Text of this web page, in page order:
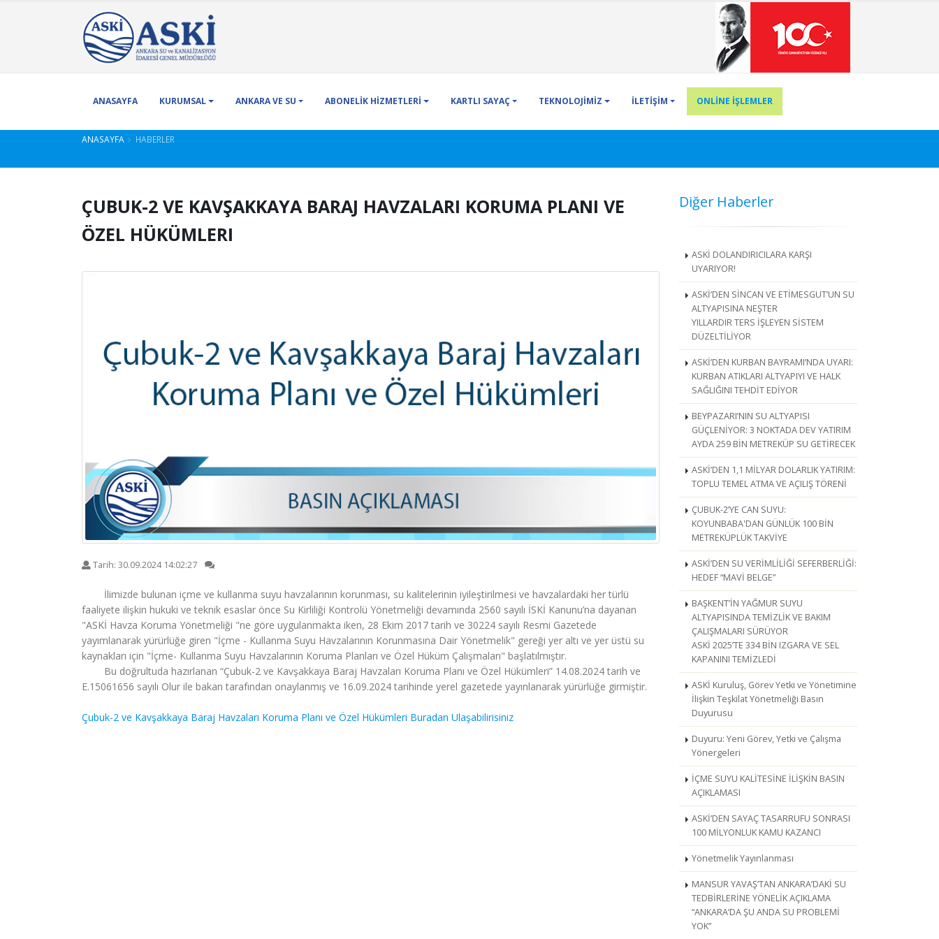
ANASAYFA KURUMSAL ANKARA VE SU ABONELİK HİZMETLERİ KARTLI SAYAÇ TEKNOLOJİMİZ İLETİŞİM ONLİNE İŞLEMLER
ANASAYFA HABERLER
ÇUBUK-2 VE KAVŞAKKAYA BARAJ HAVZALARI KORUMA PLANI VE
ÖZEL HÜKÜMLERI
Tarih: 30.09.2024 14:02:27
İlimizde bulunan içme ve kullanma suyu havzalarının korunması, su kalitelerinin iyileştirilmesi ve havzalardaki her türlü
faaliyete ilişkin hukuki ve teknik esaslar önce Su Kirliliği Kontrolü Yönetmeliği devamında 2560 sayılı İSKİ Kanunu’na dayanan
"ASKİ Havza Koruma Yönetmeliği "ne göre uygulanmakta iken, 28 Ekim 2017 tarih ve 30224 sayılı Resmi Gazetede
yayımlanarak yürürlüğe giren "İçme - Kullanma Suyu Havzalarının Korunmasına Dair Yönetmelik" gereği yer altı ve yer üstü su
kaynakları için "İçme- Kullanma Suyu Havzalarının Koruma Planları ve Özel Hüküm Çalışmaları" başlatılmıştır.
Bu doğrultuda hazırlanan “Çubuk-2 ve Kavşakkaya Baraj Havzaları Koruma Planı ve Özel Hükümleri” 14.08.2024 tarih ve
E.15061656 sayılı Olur ile bakan tarafından onaylanmış ve 16.09.2024 tarihinde yerel gazetede yayınlanarak yürürlüğe girmiştir.
Çubuk-2 ve Kavşakkaya Baraj Havzaları Koruma Planı ve Özel Hükümleri Buradan Ulaşabilirisiniz
Diğer Haberler
ASKİ DOLANDIRICILARA KARŞI
UYARIYOR!
ASKİ’DEN SİNCAN VE ETİMESGUT’UN SU
ALTYAPISINA NEŞTER
YILLARDIR TERS İŞLEYEN SİSTEM
DÜZELTİLİYOR
ASKİ’DEN KURBAN BAYRAMI’NDA UYARI:
KURBAN ATIKLARI ALTYAPIYI VE HALK
SAĞLIĞINI TEHDİT EDİYOR
BEYPAZARI’NIN SU ALTYAPISI
GÜÇLENİYOR: 3 NOKTADA DEV YATIRIM
AYDA 259 BİN METREKÜP SU GETİRECEK
ASKİ’DEN 1,1 MİLYAR DOLARLIK YATIRIM:
TOPLU TEMEL ATMA VE AÇILIŞ TÖRENİ
ÇUBUK-2’YE CAN SUYU:
KOYUNBABA'DAN GÜNLÜK 100 BİN
METREKÜPLÜK TAKVİYE
ASKİ’DEN SU VERİMLİLİĞİ SEFERBERLİĞİ:
HEDEF “MAVİ BELGE”
BAŞKENT’İN YAĞMUR SUYU
ALTYAPISINDA TEMİZLİK VE BAKIM
ÇALIŞMALARI SÜRÜYOR
ASKİ 2025’TE 334 BİN IZGARA VE SEL
KAPANINI TEMİZLEDİ
ASKİ Kuruluş, Görev Yetki ve Yönetimine
İlişkin Teşkilat Yönetmeliği Basın
Duyurusu
Duyuru: Yeni Görev, Yetki ve Çalışma
Yönergeleri
İÇME SUYU KALİTESİNE İLİŞKİN BASIN
AÇIKLAMASI
ASKİ’DEN SAYAÇ TASARRUFU SONRASI
100 MİLYONLUK KAMU KAZANCI
Yönetmelik Yayınlanması
MANSUR YAVAŞ’TAN ANKARA’DAKİ SU
TEDBİRLERİNE YÖNELİK AÇIKLAMA
“ANKARA’DA ŞU ANDA SU PROBLEMİ
YOK”